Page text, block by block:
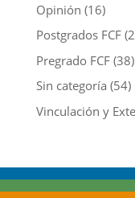
Opinión (16)
Postgrados FCF
Pregrado FCF(38)
Sin categoría (54)
Vinculación y